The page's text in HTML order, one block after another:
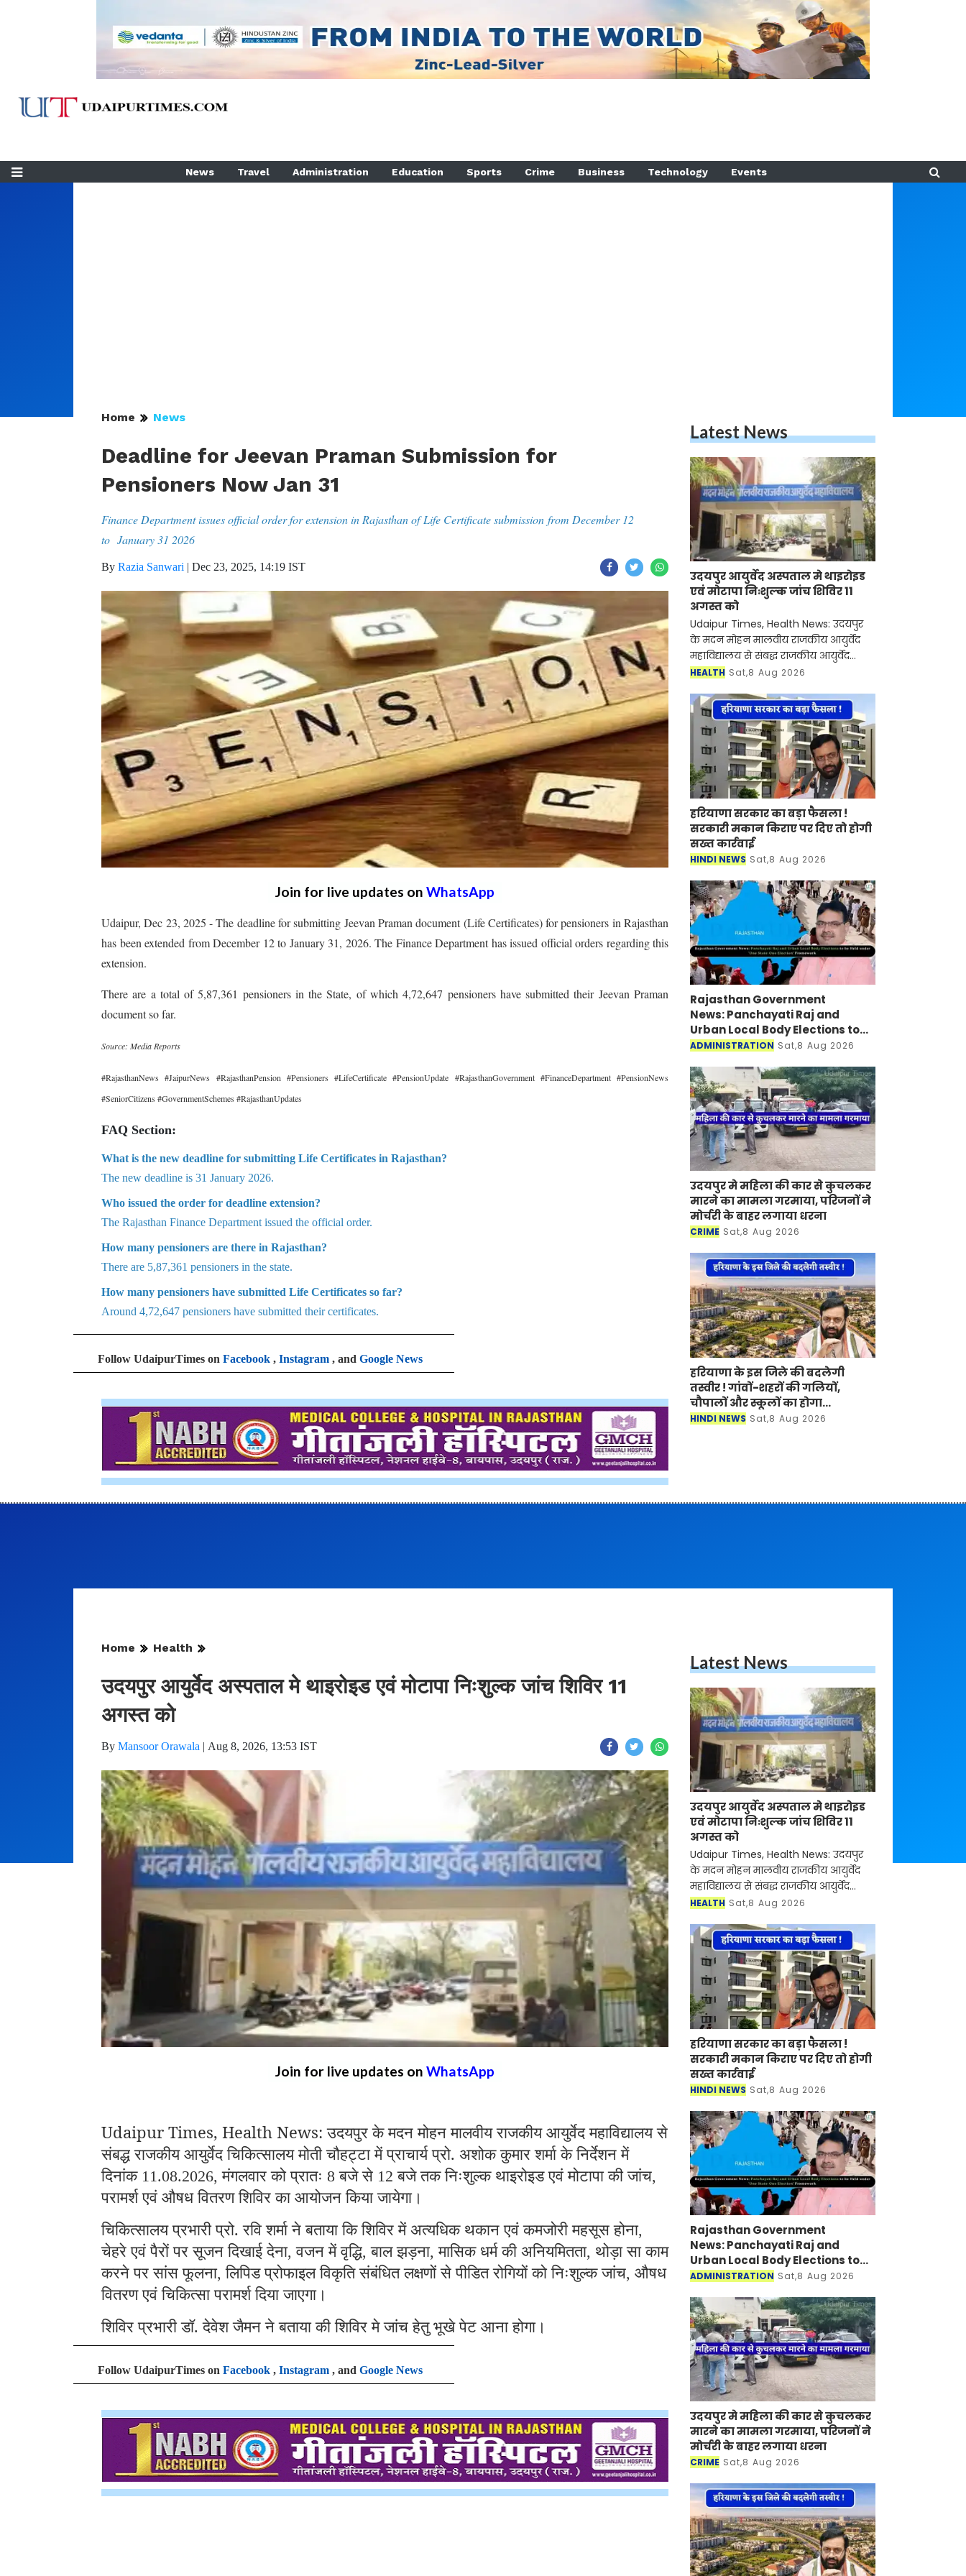
News Travel Administration Education Sports Crime Business Technology Events
Home News
Deadline for Jeevan Praman Submission for
Pensioners Now Jan 31
Finance Department issues official order for extension in Rajasthan of Life Certificate submission from December 12
to January 31 2026
By Razia Sanwari | Dec 23, 2025, 14:19 IST
Join for live updates on WhatsApp
Udaipur, Dec 23, 2025 - The deadline for submitting Jeevan Praman document (Life Certificates) for pensioners in Rajasthan
has been extended from December 12 to January 31, 2026. The Finance Department has issued official orders regarding this
extension.
There are a total of 5,87,361 pensioners in the State, of which 4,72,647 pensioners have submitted their Jeevan Praman
document so far.
Source: Media Reports
#RajasthanNews #JaipurNews #RajasthanPension #Pensioners #LifeCertificate #PensionUpdate #RajasthanGovernment #FinanceDepartment #PensionNews
#SeniorCitizens #GovernmentSchemes #RajasthanUpdates
FAQ Section:
What is the new deadline for submitting Life Certificates in Rajasthan?
The new deadline is 31 January 2026.
Who issued the order for deadline extension?
The Rajasthan Finance Department issued the official order.
How many pensioners are there in Rajasthan?
There are 5,87,361 pensioners in the state.
How many pensioners have submitted Life Certificates so far?
Around 4,72,647 pensioners have submitted their certificates.
Follow UdaipurTimes on Facebook , Instagram , and Google News
Latest News
उदयपुर आयुर्वेद अस्पताल मे थाइरोइड
एवं मोटापा निःशुल्क जांच शिविर 11
अगस्त को
Udaipur Times, Health News: उदयपुर
के मदन मोहन मालवीय राजकीय आयुर्वेद
महाविद्यालय से संबद्ध राजकीय आयुर्वेद
चिकित्सालय मोती चौहट्टा में प्राचार्य प्रो.
11.08.2
HEALTH Sat,8 Aug 2026
हरियाणा सरकार का बड़ा फैसला !
सरकारी मकान किराए पर दिए तो होगी
सख्त कार्रवाई
HINDI NEWS Sat,8 Aug 2026
Rajasthan Government
News: Panchayati Raj and
Urban Local Body Elections to
be Held under 'One State-One
ADMINISTRATION Sat,8 Aug 2026
उदयपुर मे महिला की कार से कुचलकर
मारने का मामला गरमाया, परिजनों ने
मोर्चरी के बाहर लगाया धरना
CRIME Sat,8 Aug 2026
हरियाणा के इस जिले की बदलेगी
तस्वीर ! गांवों-शहरों की गलियों,
चौपालों और स्कूलों का होगा
कायाकल्प
HINDI NEWS Sat,8 Aug 2026
Home Health
उदयपुर आयुर्वेद अस्पताल मे थाइरोइड एवं मोटापा निःशुल्क जांच शिविर 11
अगस्त को
By Mansoor Orawala | Aug 8, 2026, 13:53 IST
Join for live updates on WhatsApp
Udaipur Times, Health News: उदयपुर के मदन मोहन मालवीय राजकीय आयुर्वेद महाविद्यालय से
संबद्ध राजकीय आयुर्वेद चिकित्सालय मोती चौहट्टा में प्राचार्य प्रो. अशोक कुमार शर्मा के निर्देशन में
दिनांक 11.08.2026,मंगलवार को प्रातः 8बजे से 12बजे तक निःशुल्क थाइरोइड एवं मोटापा की जांच,
परामर्श एवं औषध वितरण शिविर का आयोजन किया जायेगा।
चिकित्सालय प्रभारी प्रो. रवि शर्मा ने बताया कि शिविर में अत्यधिक थकान एवं कमजोरी महसूस होना,
चेहरे एवं पैरों पर सूजन दिखाई देना,वजन में वृद्धि,बाल झड़ना,मासिक धर्म की अनियमितता, थोड़ा सा काम
करने पर सांस फूलना,लिपिड प्रोफाइल विकृति संबंधित लक्षणों से पीडित रोगियों को निःशुल्क जांच, औषध
वितरण एवं चिकित्सा परामर्श दिया जाएगा।
शिविर प्रभारी डॉ. देवेश जैमन ने बताया की शिविर मे जांच हेतु भूखे पेट आना होगा।
Follow UdaipurTimes on Facebook , Instagram , and Google News
Latest News
उदयपुर आयुर्वेद अस्पताल मे थाइरोइड
एवं मोटापा निःशुल्क जांच शिविर 11
अगस्त को
Udaipur Times, Health News: उदयपुर
के मदन मोहन मालवीय राजकीय आयुर्वेद
महाविद्यालय से संबद्ध राजकीय आयुर्वेद
चिकित्सालय मोती चौहट्टा में प्राचार्य प्रो.
11.08.2
HEALTH Sat,8 Aug 2026
हरियाणा सरकार का बड़ा फैसला !
सरकारी मकान किराए पर दिए तो होगी
सख्त कार्रवाई
HINDI NEWS Sat,8 Aug 2026
Rajasthan Government
News: Panchayati Raj and
Urban Local Body Elections to
be Held under 'One State-One
ADMINISTRATION Sat,8 Aug 2026
उदयपुर मे महिला की कार से कुचलकर
मारने का मामला गरमाया, परिजनों ने
मोर्चरी के बाहर लगाया धरना
CRIME Sat,8 Aug 2026